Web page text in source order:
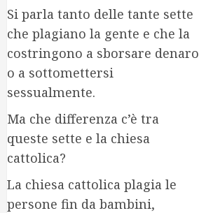
Si parla tanto delle tante sette
che plagiano la gente e che la
costringono a sborsare denaro
o a sottomettersi
sessualmente.
Ma che differenza c’è tra
queste sette e la chiesa
cattolica?
La chiesa cattolica plagia le
persone fin da bambini,